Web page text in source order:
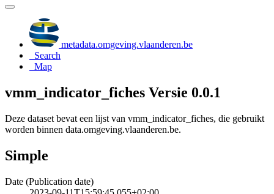
metadata.omgeving.vlaanderen.be
Search
Map
vmm_indicator_fiches Versie 0.0.1
Deze dataset bevat een lijst van vmm_indicator_fiches, die gebruikt
worden binnen data.omgeving.vlaanderen.be.
Simple
Date (Publication date)